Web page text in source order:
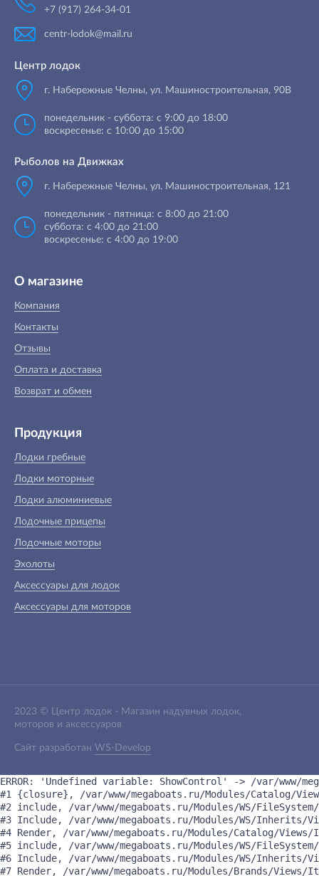
+7 (917) 264-34-01
centr-lodok@mail.ru
Центр лодок
г. Набережные Челны, ул. Машиностроительная, 90B
понедельник - суббота: с 9:00 до 18:00
воскресенье: с 10:00 до 15:00
Рыболов на Движках
г. Набережные Челны, ул. Машиностроительная, 121
понедельник - пятница: с 8:00 до 21:00
суббота: с 4:00 до 21:00
воскресенье: с 4:00 до 19:00
О магазине
Компания
Контакты
Отзывы
Оплата и доставка
Возврат и обмен
Продукция
Лодки гребные
Лодки моторные
Лодки алюминиевые
Лодочные прицепы
Лодочные моторы
Эхолоты
Аксессуары для лодок
Аксессуары для моторов
2023 © Центр лодок - Магазин надувных лодок,
моторов и аксессуаров
Сайт разработан WS-Develop
ERROR: 'Undefined variable: ShowControl' -> /var/www/
#1 {closure}, /var/www/megaboats.ru/Modules/Catalog/
#2 include, /var/www/megaboats.ru/Modules/WS/
#3 Include, /var/www/megaboats.ru/Modules/WS/Inherits/
#4 Render, /var/www/megaboats.ru/Modules/Catalog/
#5 include, /var/www/megaboats.ru/Modules/WS/
#6 Include, /var/www/megaboats.ru/Modules/WS/Inherits/
#7 Render, /var/www/megaboats.ru/Modules/Brands/Views/